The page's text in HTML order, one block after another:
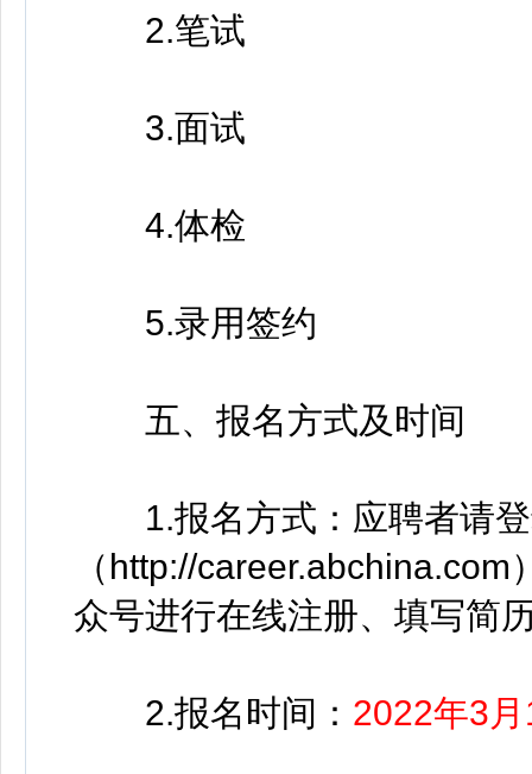
2.笔试
3.面试
4.体检
5.录用签约
五、报名方式及时间
1.报名方式：应聘者请登
（http://
众号进行在线注册、填写简
2.报名时间： 2022年3